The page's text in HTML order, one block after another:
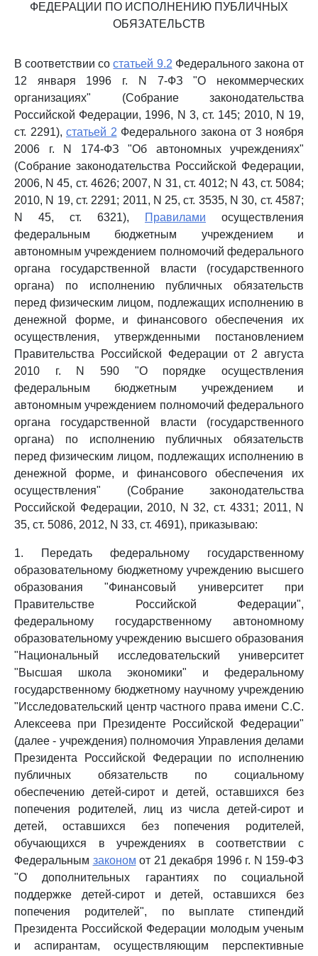
ФЕДЕРАЦИИ ПО ИСПОЛНЕНИЮ ПУБЛИЧНЫХ
ОБЯЗАТЕЛЬСТВ
В соответствии состатьей 9.2 Федерального закона от
12 января 1996 г. N 7-ФЗ "О некоммерческих
организациях" (Собрание законодательства
Российской Федерации, 1996, N 3, ст. 145; 2010, N 19,
ст. 2291), статьей 2 Федерального закона от 3 ноября
2006 г. N 174-ФЗ "Об автономных учреждениях"
(Собрание законодательства Российской Федерации,
2006, N 45, ст. 4626; 2007, N 31, ст. 4012; N 43, ст. 5084;
2010, N 19, ст. 2291; 2011, N 25, ст. 3535, N 30, ст. 4587;
N 45, ст. 6321),
Правилами осуществления
федеральным бюджетным учреждением и
автономным учреждением полномочий федерального
органа государственной власти (государственного
органа) по исполнению публичных обязательств
перед физическим лицом, подлежащих исполнению в
денежной форме, и финансового обеспечения их
осуществления, утвержденными постановлением
Правительства Российской Федерации от 2 августа
2010 г. N 590 "О порядке осуществления
федеральным бюджетным учреждением и
автономным учреждением полномочий федерального
органа государственной власти (государственного
органа) по исполнению публичных обязательств
перед физическим лицом, подлежащих исполнению в
денежной форме, и финансового обеспечения их
осуществления" (Собрание законодательства
Российской Федерации, 2010, N 32, ст. 4331; 2011, N
35, ст. 5086, 2012, N 33, ст. 4691), приказываю:
1. Передать федеральному государственному
образовательному бюджетному учреждению высшего
образования "Финансовый университет при
Правительстве Российской Федерации",
федеральному государственному автономному
образовательному учреждению высшего образования
"Национальный исследовательский университет
"Высшая школа экономики" и федеральному
государственному бюджетному научному учреждению
"Исследовательский центр частного права имени С.С.
Алексеева при Президенте Российской Федерации"
(далее - учреждения) полномочия Управления делами
Президента Российской Федерации по исполнению
публичных обязательств по социальному
обеспечению детей-сирот и детей, оставшихся без
попечения родителей, лиц из числа детей-сирот и
детей, оставшихся без попечения родителей,
обучающихся в учреждениях в соответствии с
Федеральным законом от 21 декабря 1996 г. N 159-ФЗ
"О дополнительных гарантиях по социальной
поддержке детей-сирот и детей, оставшихся без
попечения родителей", по выплате стипендий
Президента Российской Федерации молодым ученым
и аспирантам, осуществляющим перспективные